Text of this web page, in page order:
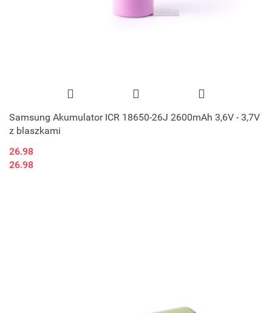
Samsung Akumulator ICR 18650-26J 2600mAh 3,6V - 3,7V
z blaszkami
26.98
26.98